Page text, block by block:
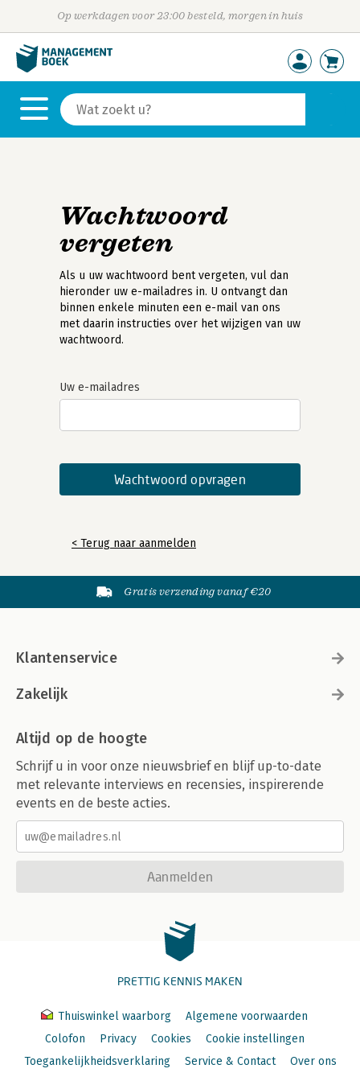
Op werkdagen voor 23:00 besteld, morgen in huis
Wachtwoord
vergeten
Als u uw wachtwoord bent vergeten, vul dan
hieronder uw e-mailadres in. U ontvangt dan
binnen enkele minuten een e-mail van ons
met daarin instructies over het wijzigen van uw
wachtwoord.
Uw e-mailadres
< Terug naar aanmelden
Gratis verzending vanaf €20
Klantenservice
Zakelijk
Altijd op de hoogte
Schrijf u in voor onze nieuwsbrief en blijf up-to-date
met relevante interviews en recensies, inspirerende
events en de beste acties.
Aanmelden
PRETTIG KENNIS MAKEN
Thuiswinkel waarborg
Algemene voorwaarden
Colofon
Privacy Cookies
Cookie instellingen
Toegankelijkheidsverklaring
Service & Contact Over ons